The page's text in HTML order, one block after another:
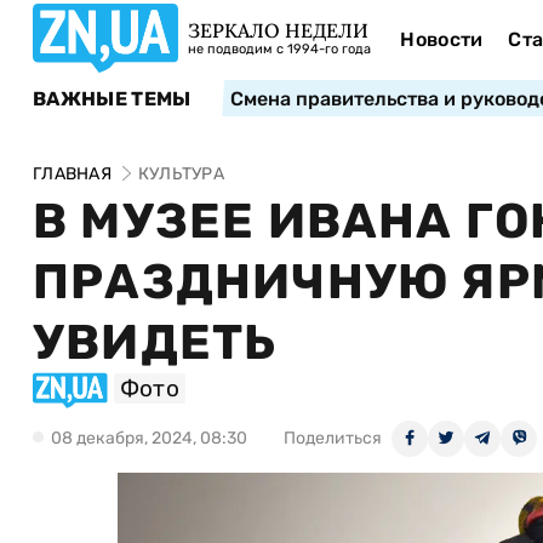
ЗЕРКАЛО НЕДЕЛИ
не подводим с 1994-го года Новости
ВАЖНЫЕ ТЕМЫ Смена правительства и
ГЛАВНАЯ КУЛЬТУРА
В МУЗЕЕ ИВАНА
ПРАЗДНИЧНУЮ
УВИДЕТЬ
Фото
08 декабря, 2024, 08:30 Поделиться